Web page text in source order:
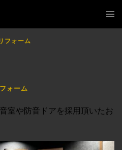
フォーム
ォーム
室や防音ドアを採用頂いたお